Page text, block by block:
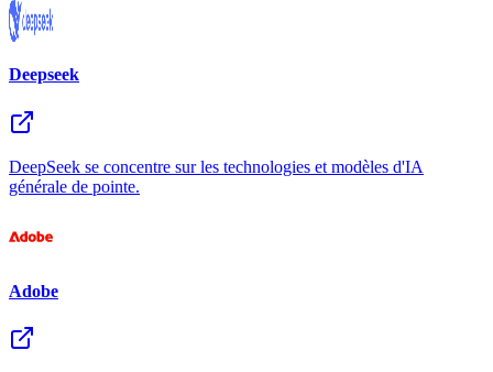
Deepseek
DeepSeek se concentre sur les technologies et modèles d'IA
générale de pointe.
Adobe